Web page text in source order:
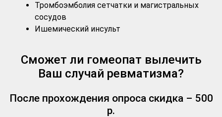
Тромбоэмболия сетчатки и магистральных
сосудов
Ишемический инсульт
Сможет ли гомеопат вылечить
Ваш случай ревматизма?
После прохождения опроса скидка – 500
р.